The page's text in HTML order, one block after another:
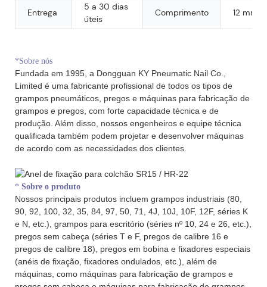
Entrega
5 a 30 dias
úteis
Comprimento 12 mm
*Sobre nós
Fundada em 1995, a Dongguan KY Pneumatic Nail Co.,
Limited é uma fabricante profissional de todos os tipos de
grampos pneumáticos, pregos e máquinas para fabricação de
grampos e pregos, com forte capacidade técnica e de
produção. Além disso, nossos engenheiros e equipe técnica
qualificada também podem projetar e desenvolver máquinas
de acordo com as necessidades dos clientes.
* Sobre o produto
Nossos principais produtos incluem grampos industriais (80,
90, 92, 100, 32, 35, 84, 97, 50, 71, 4J, 10J, 10F, 12F, séries K
e N, etc.), grampos para escritório (séries nº 10, 24 e 26, etc.),
pregos sem cabeça (séries T e F, pregos de calibre 16 e
pregos de calibre 18), pregos em bobina e fixadores especiais
(anéis de fixação, fixadores ondulados, etc.), além de
máquinas, como máquinas para fabricação de grampos e